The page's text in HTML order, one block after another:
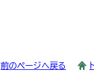
前のページへ戻る